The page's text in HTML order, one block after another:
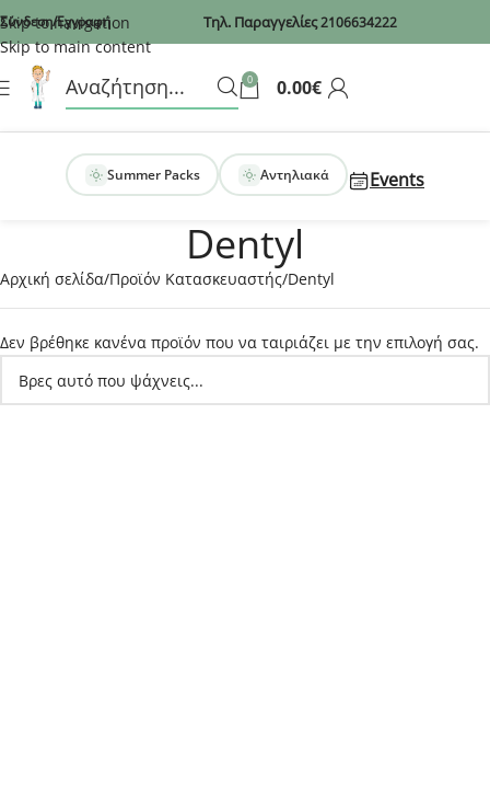
Recaptcha
Skip to navigation
Skip to main content
Σύνδεση/Εγγραφή Τηλ. Παραγγελίες2106634222
0 0.00€
Summer Packs Αντηλιακά Events
Dentyl
Αρχική σελίδα Προϊόν Κατασκευαστής Dentyl
Δεν βρέθηκε κανένα προϊόν που να ταιριάζει με την επιλογή σας.